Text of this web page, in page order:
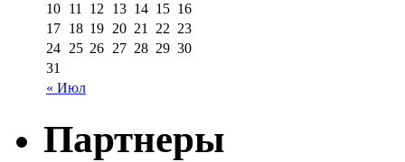
« Июл
10 11 12 13 14 15 16
17 18 19 20 21 22 23
24 25 26 27 28 29 30
31
Партнеры